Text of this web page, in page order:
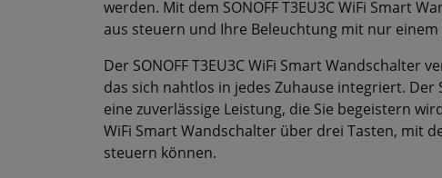
werden. Mit dem SONOFF T3EU3C WiFi Smart
aus steuern und Ihre Beleuchtung mit nur
Der SONOFF T3EU3C WiFi Smart Wandschalter
das sich nahtlos in jedes Zuhause integriert.
eine zuverlässige Leistung, die Sie begeistern
WiFi Smart Wandschalter über drei Tasten, mit
steuern können.